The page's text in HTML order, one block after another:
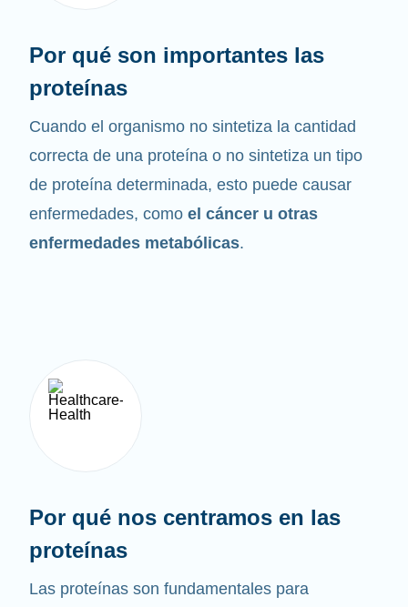
Por qué son importantes las
proteínas
Cuando el organismo no sintetiza la cantidad
correcta de una proteína o no sintetiza un tipo
de proteína determinada, esto puede causar
enfermedades, como el cáncer u otras
enfermedades metabólicas.
Por qué nos centramos en las
proteínas
Las proteínas son fundamentales para